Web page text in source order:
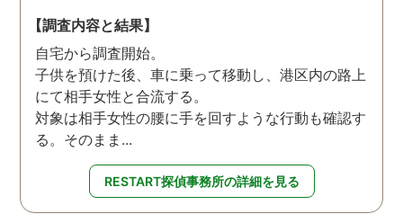
【調査内容と結果】
自宅から調査開始。
子供を預けた後、車に乗って移動し、港区内の路上
にて相手女性と合流する。
対象は相手女性の腰に手を回すような行動も確認す
る。そのまま...
RESTART探偵事務所の詳細を見る